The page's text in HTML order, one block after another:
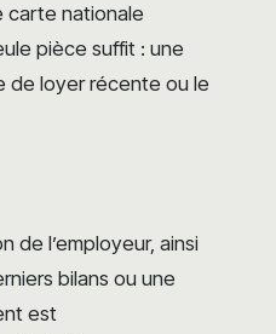
carte nationale
pièce suffit : une
de loyer récente ou le
de l’employeur, ainsi
bilans ou une
est